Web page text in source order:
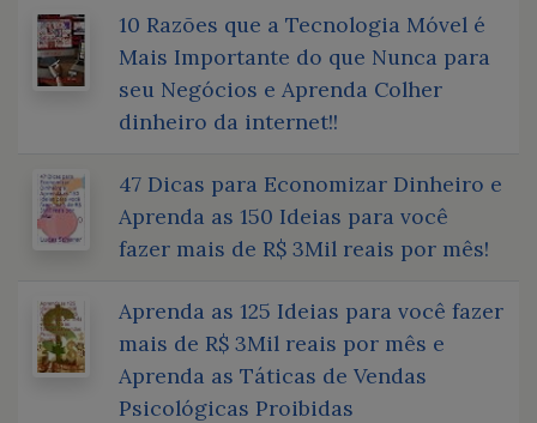
10 Razões que a Tecnologia Móvel é
Mais Importante do que Nunca para
seu Negócios e Aprenda Colher
dinheiro da internet!!
47 Dicas para Economizar Dinheiro e
Aprenda as 150 Ideias para você
fazer mais de R$ 3Mil reais por mês!
Aprenda as 125 Ideias para você fazer
mais de R$ 3Mil reais por mês e
Aprenda as Táticas de Vendas
Psicológicas Proibidas